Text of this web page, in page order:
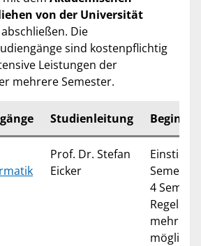
von der Universität
abschließen. Die
sind kostenpflichtig
Leistungen der
mehrere Semester.
Studienleitung Beginn /
Prof. Dr. Stefan
Eicker
Einstieg
4
mehr
möglich